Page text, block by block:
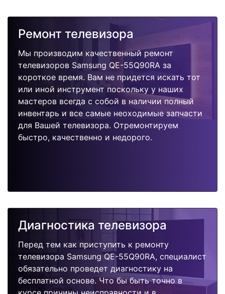
Ремонт телевизора
Мы производим качественный ремонт
телевизоров Samsung QE-55Q90RA за
короткое время. Вам не придется искать тот
или иной инструмент поскольку у наших
мастеров всегда с собой в наличии полный
инвентарь и все самые неоходимые запчасти
для Вашей телевизора. Отремонтируем
быстро, качественно и недорого.
Диагностика телевизора
Перед тем как приступить к ремонту
телевизора Samsung QE-55Q90RA, специалист
обязательно проведет диагностику на
бесплатной основе. Что бы быть точно в